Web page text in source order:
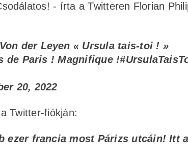
- írta a Twitteren Florian
der Leyen « Ursula tais-toi ! »
de Paris ! Magnifique !
20, 2022
Twitter-fiókján:
ezer francia most Párizs utcáin! Itt